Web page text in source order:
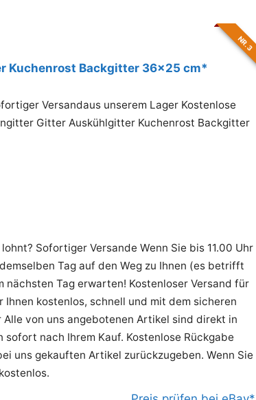
NR. 3
Kuchenrost Backgitter 36x25 cm*
Versandaus unserem Lager Kostenlose
Gitter Auskühlgitter Kuchenrost Backgitter
Sofortiger Versande Wenn Sie bis 11.00 Uhr
Tag auf den Weg zu Ihnen (es betrifft
nächsten Tag erwarten! Kostenloser Versand für
kostenlos, schnell und mit dem sicheren
von uns angebotenen Artikel sind direkt in
nach Ihrem Kauf. Kostenlose Rückgabe
uns gekauften Artikel zurückzugeben. Wenn Sie